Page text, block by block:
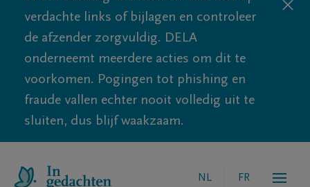
verdachte links of bijlagen en controleer
de afzender zorgvuldig. DELA
onderneemt meerdere acties om dit te
voorkomen. Pogingen tot phishing en
fraude vallen echter nooit volledig uit te
sluiten, dus blijf waakzaam.
NL FR